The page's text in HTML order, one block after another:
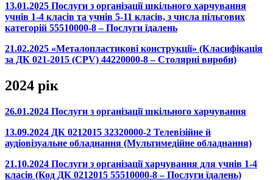
13.01.2025 Послуги з організації шкільного харчування
учнів 1-4 класів та учнів 5-11 класів, з числа пільгових
категорій 55510000-8 – Послуги їдалень
21.02.2025 «Металопластикові конструкції» (Класифікація
за ДК 021-2015 (CPV) 44220000-8 – Столярні вироби)
2024 рік
26.01.2024 Послуги з організації шкільного харчування
13.09.2024 ДК 0212015 32320000-2 Телевізійне й
аудіовізуальне обладнання (Мультимедійне обладнання)
21.10.2024 Послуги з організації харчування для учнів 1-4
класів (Код ДК 0212015 55510000-8 – Послуги їдалень)